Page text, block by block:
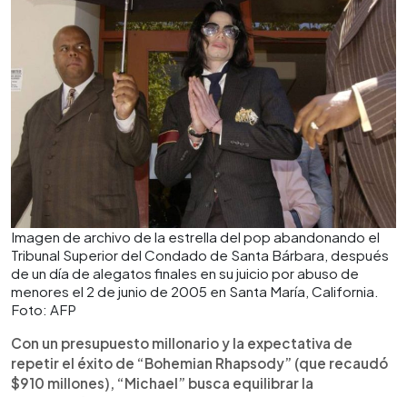
Imagen de archivo de la estrella del pop abandonando el
Tribunal Superior del Condado de Santa Bárbara, después
de un día de alegatos finales en su juicio por abuso de
menores el 2 de junio de 2005 en Santa María, California.
Foto: AFP
Con un presupuesto millonario y la expectativa de
repetir el éxito de “Bohemian Rhapsody” (que recaudó
$910 millones), “Michael” busca equilibrar la